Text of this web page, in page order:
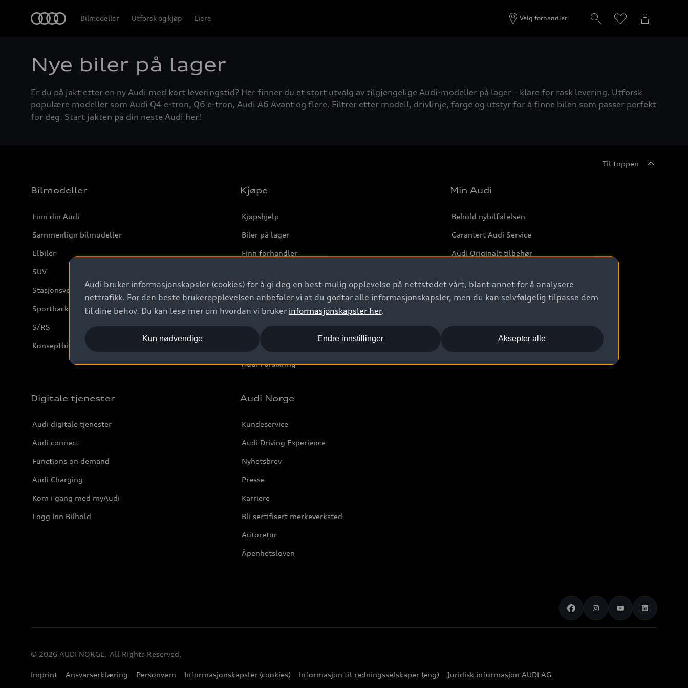
Bilmodeller Utforsk og kjøp Eiere Velg forhandler
Nye biler på lager
Er du på jakt etter en ny Audi med kort leveringstid? Her finner du et stort utvalg av tilgjengelige Audi-modeller på lager – klare for rask levering. Utforsk
populære modeller som Audi Q4 e-tron, Q6 e-tron, Audi A6 Avant og flere. Filtrer etter modell, drivlinje, farge og utstyr for å finne bilen som passer perfekt
for deg. Start jakten på din neste Audi her!
Til toppen
Bilmodeller
Finn din Audi
Sammenlign bilmodeller
Elbiler
SUV
Stasjonsvogn
Sportback
S/RS
Konseptbiler og prototyper
Kjøpe
Kjøpshjelp
Biler på lager
Finn forhandler
Kontakt forhandler
Prislister
Leasing
Bilgarantier
Audi Forsikring
Min Audi
Behold nybilfølelsen
Garantert Audi Service
Audi Originalt tilbehør
Digitale tjenester
Audi digitale tjenester
Audi connect
Functions on demand
Audi Charging
Kom i gang med myAudi
Logg Inn Bilhold
Audi Norge
Kundeservice
Audi Driving Experience
Nyhetsbrev
Presse
Karriere
Bli sertifisert merkeverksted
Autoretur
Åpenhetsloven
© 2026 AUDI NORGE. All Rights Reserved.
Imprint Ansvarserklæring Personvern Informasjonskapsler (cookies) Informasjon til redningsselskaper (eng) Juridisk informasjon AUDI AG
Audi bruker informasjonskapsler (cookies) for å gi deg en best mulig opplevelse på nettstedet vårt, blant annet for å analysere
nettrafikk. For den beste brukeropplevelsen anbefaler vi at du godtar alle informasjonskapsler, men du kan selvfølgelig tilpasse dem
til dine behov. Du kan lese mer om hvordan vi bruker informasjonskapsler her.
Aksepter alle
Kun nødvendige Endre innstillinger